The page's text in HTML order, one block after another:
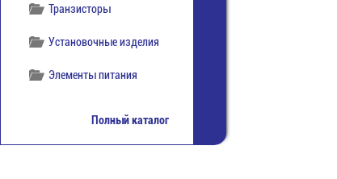
Транзисторы
Установочные изделия
Элементы питания
Полный каталог